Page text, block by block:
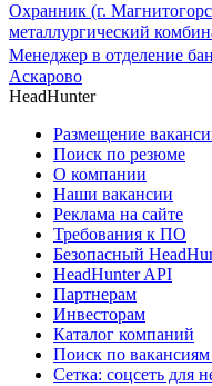
Охранник (г.
металлургический
Менеджер в отделение
Аскарово
HeadHunter
Размещение
Поиск по резюме
О компании
Наши вакансии
Реклама на сайте
Требования к ПО
Безопасный
HeadHunter API
Партнерам
Инвесторам
Каталог компаний
Поиск по
Сетка: соцсеть для